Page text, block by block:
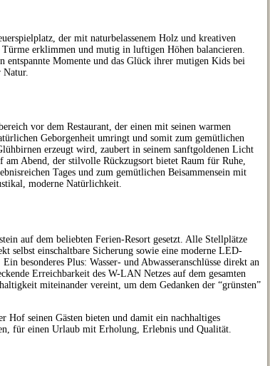
der mit naturbelassenem Holz und kreativen
erklimmen und mutig in luftigen Höhen balancieren.
entspannte Momente und das Glück ihrer mutigen Kids bei
Natur.
vor dem Restaurant, der einen mit seinen warmen
Geborgenheit umringt und somit zum gemütlichen
erzeugt wird, zaubert in seinem sanftgoldenen Licht
am Abend, der stilvolle Rückzugsort bietet Raum für Ruhe,
Tages und zum gemütlichen Beisammensein mit
moderne Natürlichkeit.
auf dem beliebten Ferien-Resort gesetzt. Alle Stellplätze
selbst einschaltbare Sicherung sowie eine moderne LED-
besonderes Plus: Wasser- und Abwasseranschlüsse direkt an
Erreichbarkeit des W-LAN Netzes auf dem gesamten
miteinander vereint, um dem Gedanken der “grünsten”
seinen Gästen bieten und damit ein nachhaltiges
für einen Urlaub mit Erholung, Erlebnis und Qualität.